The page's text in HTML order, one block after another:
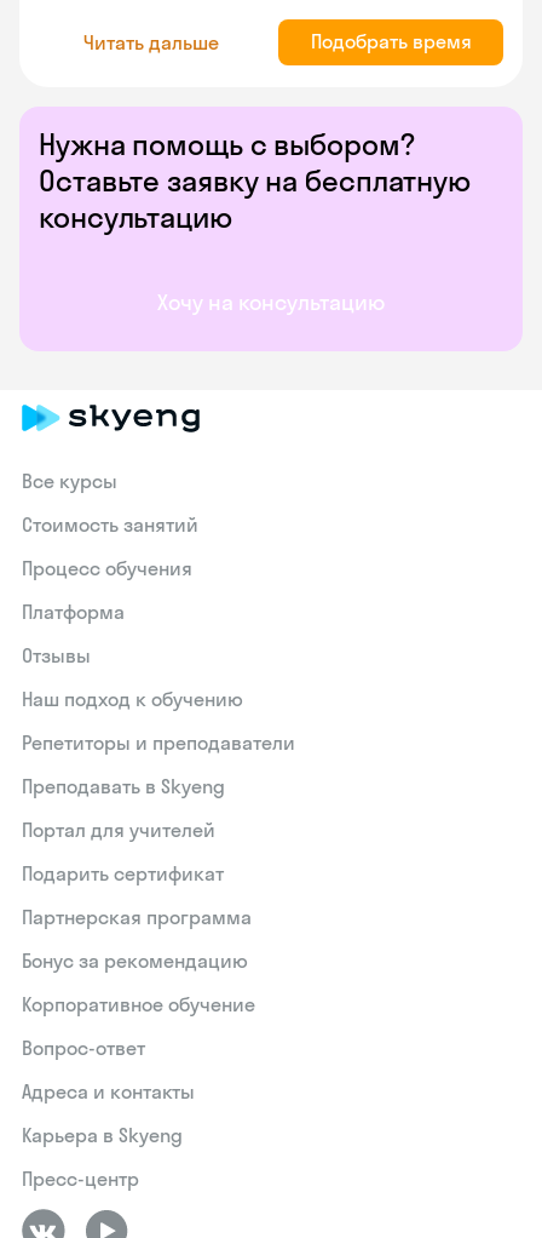
Нужна помощь с выбором?
Оставьте заявку на бесплатную
консультацию
Хочу на консультацию
Читать дальше Подобрать время
Все курсы
Стоимость занятий
Процесс обучения
Платформа
Отзывы
Наш подход к обучению
Репетиторы и преподаватели
Преподавать в Skyeng
Портал для учителей
Подарить сертификат
Партнерская программа
Бонус за рекомендацию
Корпоративное обучение
Вопрос-ответ
Адреса и контакты
Карьера в Skyeng
Пресс-центр